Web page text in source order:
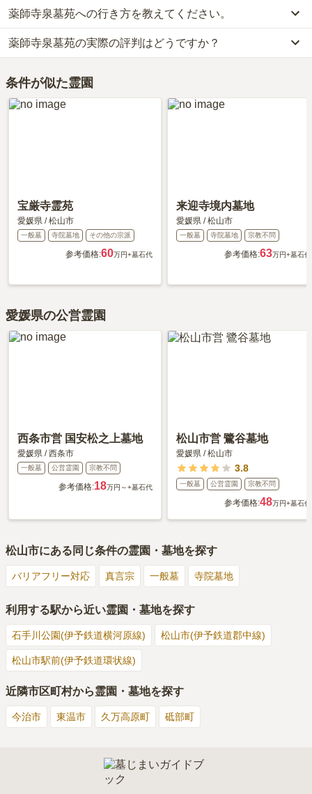
薬師寺泉墓苑では、一般墓が約68万円(墓石代別)からお求めいただ
けます。
なお、薬師寺泉墓苑がある愛媛県の相場は、一般墓が約60万円（墓
石代別途）です。
お墓は、価格が高いものがよい、安いものが悪い、という訳ではあ
りません。大切なのは、ご家族が心から納得し、安心してお参りで
きる場所を選ぶことです。
薬師寺泉墓苑への行き方を教えてください。
公共交通機関の場合、伊予鉄道横河原線「石手川公園駅」から徒歩
約3分・伊予鉄道バスに乗車、「県病院前バス停」下車徒歩約5分で
す。
車の場合、松山自動車道「松山インター」から車で約14分です。
詳しいルートや地図は、本ページの「地図・交通アクセス」欄をご
薬師寺泉墓苑の実際の評判はどうですか？
口コミはあくまで一つの目安です。資料請求や現地見学を通して、
ご自身の目で雰囲気を確認してみることをおすすめします。
条件が似た霊園
宝厳寺霊苑
愛媛県 /松山市
一般墓 寺院墓地 その他の宗派
参考価格:60万円+墓石代
来迎寺境内墓地
愛媛県 /松山市
一般墓 寺院墓地 宗教不問
参考価格:63万円+墓石代
愛媛県の公営霊園
西条市営 国安松之上墓地
愛媛県 /西条市
一般墓 公営霊園 宗教不問
参考価格:18万円～+墓石代
松山市営 鷺谷墓地
愛媛県 /松山市
3.8
一般墓 公営霊園 宗教不問
参考価格:48万円+墓石代
松山市にある同じ条件の霊園・墓地を探す
バリアフリー対応 真言宗 一般墓 寺院墓地
利用する駅から近い霊園・墓地を探す
石手川公園(伊予鉄道横河原線) 松山市(伊予鉄道郡中線)
松山市駅前(伊予鉄道環状線)
近隣市区町村から霊園・墓地を探す
今治市 東温市 久万高原町 砥部町